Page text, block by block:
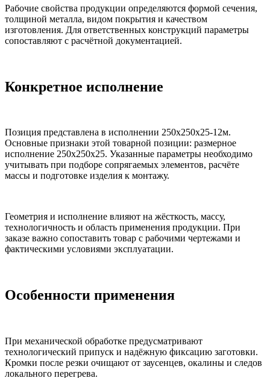
Рабочие свойства продукции определяются формой сечения,
толщиной металла, видом покрытия и качеством
изготовления. Для ответственных конструкций параметры
сопоставляют с расчётной документацией.
Конкретное исполнение
Позиция представлена в исполнении 250х250х25-12м.
Основные признаки этой товарной позиции: размерное
исполнение 250х250х25. Указанные параметры необходимо
учитывать при подборе сопрягаемых элементов, расчёте
массы и подготовке изделия к монтажу.
Геометрия и исполнение влияют на жёсткость, массу,
технологичность и область применения продукции. При
заказе важно сопоставить товар с рабочими чертежами и
фактическими условиями эксплуатации.
Особенности применения
При механической обработке предусматривают
технологический припуск и надёжную фиксацию заготовки.
Кромки после резки очищают от заусенцев, окалины и следов
локального перегрева.